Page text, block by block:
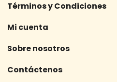
Términos y Condiciones
Mi cuenta
Sobre nosotros
Contáctenos